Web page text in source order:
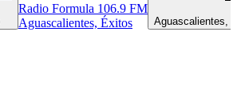
Radio Formula 106.9 FM
Aguascalientes, Éxitos
Aguascalientes,